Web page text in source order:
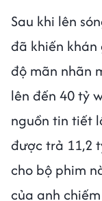
Sau khi lên
đã khiến
độ mãn nhãn
lên đến 40 tỷ
nguồn tin tiết
được trả 11,2
cho bộ phim
của anh